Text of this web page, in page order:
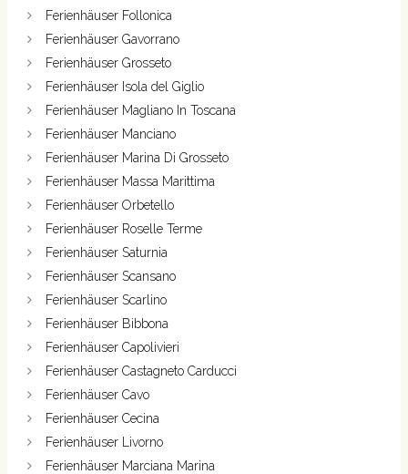
Ferienhäuser Follonica
Ferienhäuser Gavorrano
Ferienhäuser Grosseto
Ferienhäuser Isola del Giglio
Ferienhäuser Magliano In Toscana
Ferienhäuser Manciano
Ferienhäuser Marina Di Grosseto
Ferienhäuser Massa Marittima
Ferienhäuser Orbetello
Ferienhäuser Roselle Terme
Ferienhäuser Saturnia
Ferienhäuser Scansano
Ferienhäuser Scarlino
Ferienhäuser Bibbona
Ferienhäuser Capolivieri
Ferienhäuser Castagneto Carducci
Ferienhäuser Cavo
Ferienhäuser Cecina
Ferienhäuser Livorno
Ferienhäuser Marciana Marina